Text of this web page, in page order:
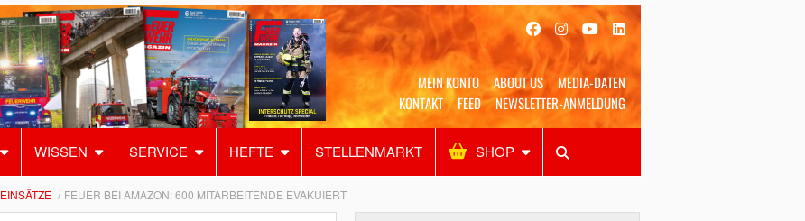
MEIN KONTO ABOUT US
MEDIA-DATEN
KONTAKT
FEED NEWSLETTER-ANMELDUNG
WISSEN SERVICE HEFTE STELLENMARKT SHOP
Alles Shop SUCHEN
EINSÄTZE FEUER BEI AMAZON: 600 MITARBEITENDE EVAKUIERT